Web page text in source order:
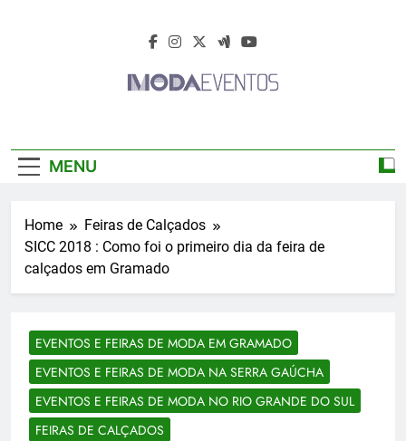
2026 – Desfiles
Feiras De Moda
2026
Feiras De Moda 2026 – Feiras De Moda No
MENU
Home
Feiras de Calçados
SICC 2018 : Como foi o primeiro dia da feira de
calçados em Gramado
EVENTOS E FEIRAS DE MODA EM GRAMADO
EVENTOS E FEIRAS DE MODA NA SERRA GAÚCHA
EVENTOS E FEIRAS DE MODA NO RIO GRANDE DO SUL
FEIRAS DE CALÇADOS